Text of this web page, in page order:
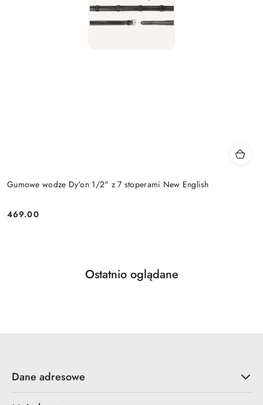
Gumowe wodze Dy'on 1/2" z 7 stoperami New English
Cena:
469.00
Pomiń karuzelę produktów
Produkty
Ostatnio oglądane
Dane adresowe